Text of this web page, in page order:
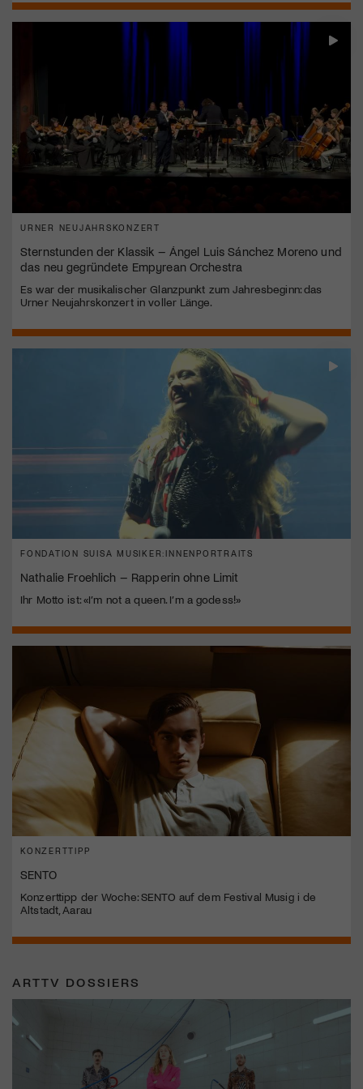
URNER NEUJAHRSKONZERT
Sternstunden der Klassik – Ángel Luis Sánchez Moreno und
das neu gegründete Empyrean Orchestra
Es war der musikalischer Glanzpunkt zum Jahresbeginn: das
Urner Neujahrskonzert in voller Länge.
FONDATION SUISA MUSIKER:INNENPORTRAITS
Nathalie Froehlich – Rapperin ohne Limit
Ihr Motto ist: «I’m not a queen. I’m a godess!»
KONZERTTIPP
SENTO
Konzerttipp der Woche: SENTO auf dem Festival Musig i de
Altstadt, Aarau
ARTTV DOSSIERS